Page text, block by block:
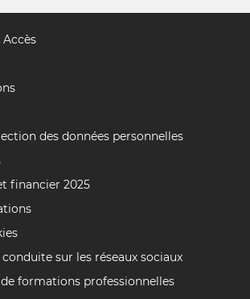
des données personnelles
financier 2025
sur les réseaux sociaux
formations professionnelles